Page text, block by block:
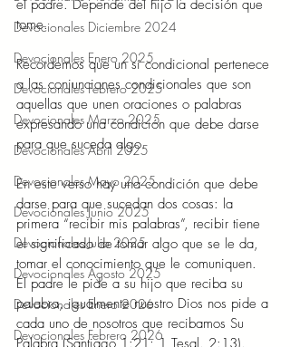
Devocionales Diciembre 2024
Devocionales Enero 2025
Devocionales Febrero 2025
Devocionales Marzo 2025
Devocionales Abril 2025
Devocionales Mayo 2025
Devocionales Junio 2025
Devocionales Julio 2025
Devocionales Agosto 2025
Devocionales Enero 2026
Devocionales Febrero 2026
el padre. Depende del hijo la decisión que
tome.
Recordemos que un sí condicional pertenece
a las conjunciones condicionales que son
aquellas que unen oraciones o palabras
expresando una condición que debe darse
para que suceda algo.
En este verso hay una condición que debe
darse para que sucedan dos cosas: la
primera “recibir mis palabras”, recibir tiene
el significado de tomar algo que se le da,
tomar el conocimiento que le comuniquen.
El padre le pide a su hijo que reciba su
palabra, igualmente nuestro Dios nos pide a
cada uno de nosotros que recibamos Su
Palabra (Santiago 1:21; 1 Tesal. 2:13).